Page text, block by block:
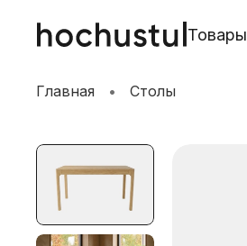
Товары
Главная Столы